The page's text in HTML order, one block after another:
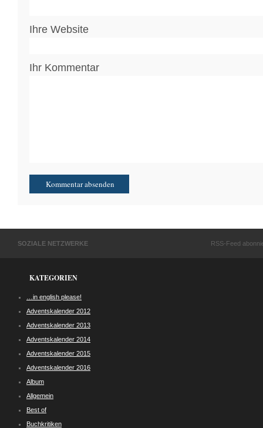
Ihre Website
Ihr Kommentar
SOZIALE NETZWERKE RSS-Feed
KATEGORIEN
…in english please!
Adventskalender 2012
Adventskalender 2013
Adventskalender 2014
Adventskalender 2015
Adventskalender 2016
Album
Allgemein
Best of
Buchkritiken